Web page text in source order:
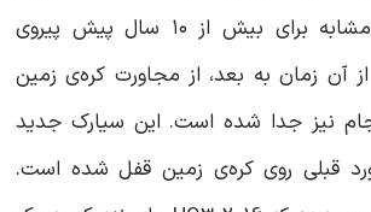
یک الگوی مداری مشابه برای بیش از ۱۰ سال پیش پیروی
آن زمان به بعد، از مجاورت کره‌ی زمین
نیز جدا شده است. این سیارک جدید
قبلی روی کره‌ی زمین قفل شده است.